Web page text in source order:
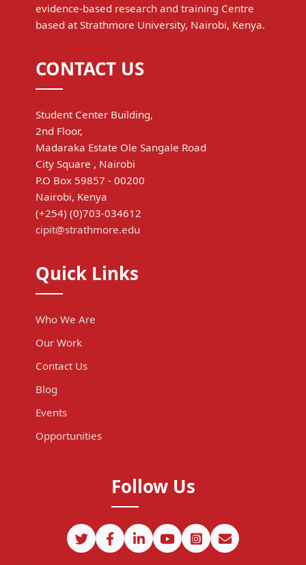
evidence-based research and training Centre
based at Strathmore University, Nairobi, Kenya.
CONTACT US
Student Center Building,
2nd Floor,
Madaraka Estate Ole Sangale Road
City Square , Nairobi
P.O Box 59857 - 00200
Nairobi, Kenya
(+254) (0)703-034612
cipit@strathmore.edu
Quick Links
Who We Are
Our Work
Contact Us
Blog
Events
Opportunities
Follow Us